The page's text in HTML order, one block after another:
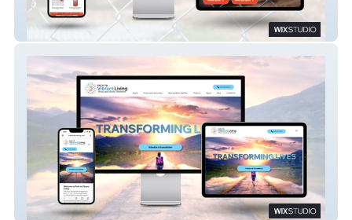
Wix Studio: Service Industry Site
Path To Vibrant Liv